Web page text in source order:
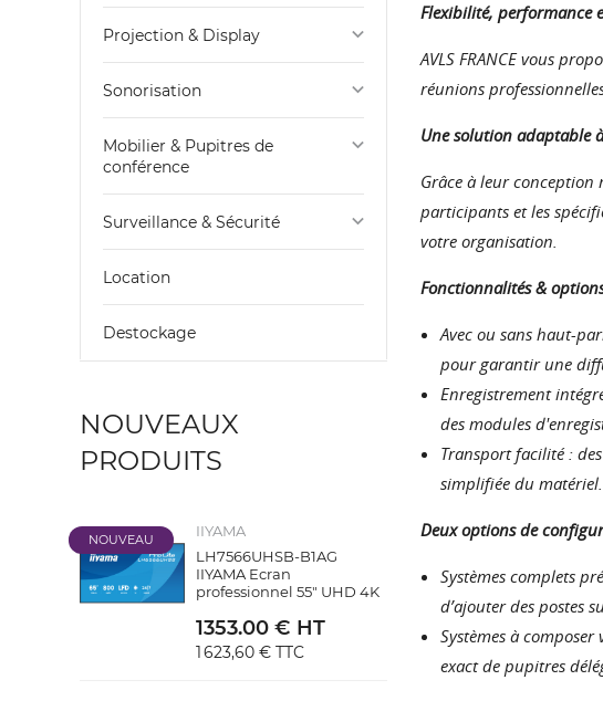
Projection & Display keyboard_arrow_down
Sonorisation keyboard_arrow_down
Mobilier & Pupitres de
conférence
keyboard_arrow_down
Surveillance & Sécurité keyboard_arrow_down
Location
Destockage
NOUVEAUX
PRODUITS
NOUVEAU
IIYAMA
LH7566UHSB-B1AG
IIYAMA Ecran
professionnel 55" UHD 4K
1353.00 € HT
1 623,60 € TTC
Flexibilité, performance
AVLS FRANCE vous
réunions
Une solution adaptable
Grâce à leur conception
participants et les
votre organisation.
Fonctionnalités &
Avec ou sans haut-
pour garantir une
Enregistrement
des modules
Transport facilité :
simplifiée du matériel.
Deux options de
Systèmes complets
d’ajouter des postes
Systèmes à
exact de pupitres